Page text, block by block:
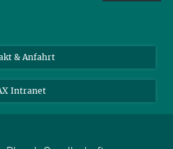
& Anfahrt
Intranet